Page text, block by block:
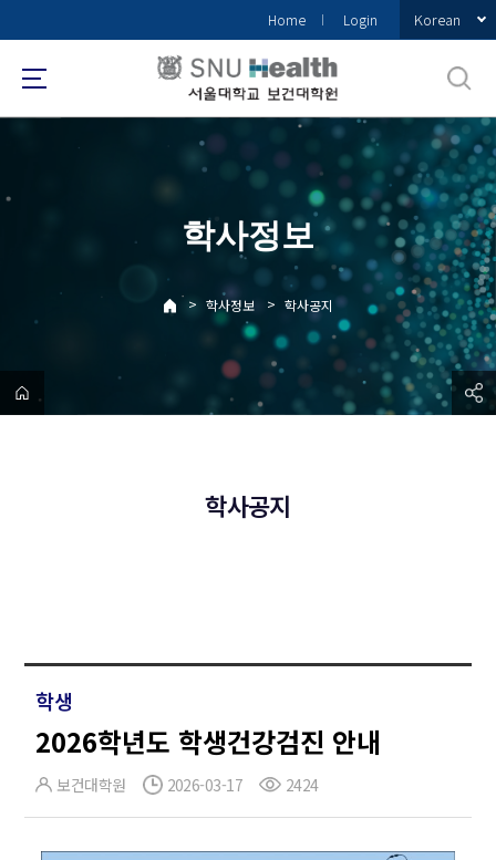
로
메
Home Login Korean
학사정보
> 학사정보 > 학사공지
학사공지
학생
2026학년도 학생건강검진 안내
보건대학원 2026-03-17 2424